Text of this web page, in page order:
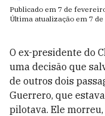
Publicado em 7 de
Última atualização em 7
O ex-presidente do
uma decisão que
de outros dois
Guerrero, que
pilotava. Ele